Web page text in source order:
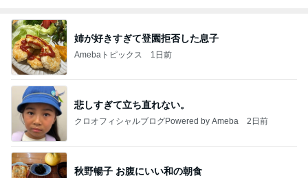
姉が好きすぎて登園拒否した息子
Amebaトピックス 1日前
悲しすぎて立ち直れない。
クロオフィシャルブログPowered by Ameba 2日前
秋野暢子 お腹にいい和の朝食